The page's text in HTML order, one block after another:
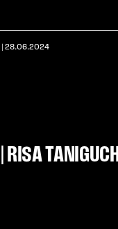
| 28.06.2024
RISA